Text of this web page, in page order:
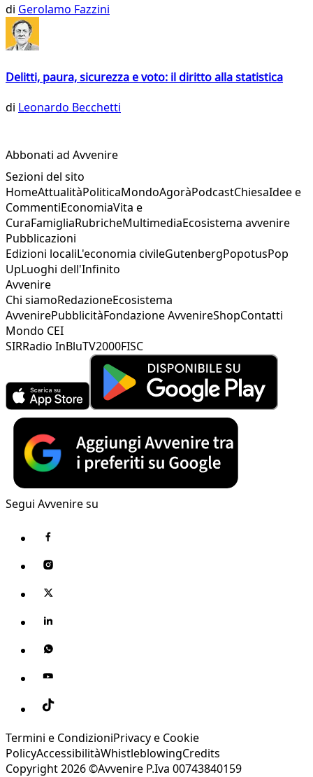
di Gerolamo Fazzini
Delitti, paura, sicurezza e voto: il diritto alla statistica
di Leonardo Becchetti
Abbonati ad Avvenire
Sezioni del sito
HomeAttualitàPoliticaMondoAgoràPodcastChiesaIdee e
CommentiEconomiaVita e
CuraFamigliaRubricheMultimediaEcosistema avvenire
Pubblicazioni
Edizioni localiL'economia civileGutenbergPopotusPop
UpLuoghi dell'Infinito
Avvenire
Chi siamoRedazioneEcosistema
AvvenirePubblicitàFondazione AvvenireShopContatti
Mondo CEI
SIRRadio InBluTV2000FISC
Segui Avvenire su
Termini e CondizioniPrivacy e Cookie
PolicyAccessibilitàWhistleblowingCredits
Copyright 2026 ©Avvenire P.Iva 00743840159